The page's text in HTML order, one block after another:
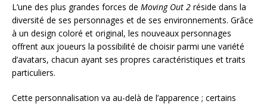
L’une des plus grandes forces de Moving Out 2 réside dans la
diversité de ses personnages et de ses environnements. Grâce
à un design coloré et original, les nouveaux personnages
offrent aux joueurs la possibilité de choisir parmi une variété
d’avatars, chacun ayant ses propres caractéristiques et traits
particuliers.
Cette personnalisation va au-delà de l’apparence ; certains